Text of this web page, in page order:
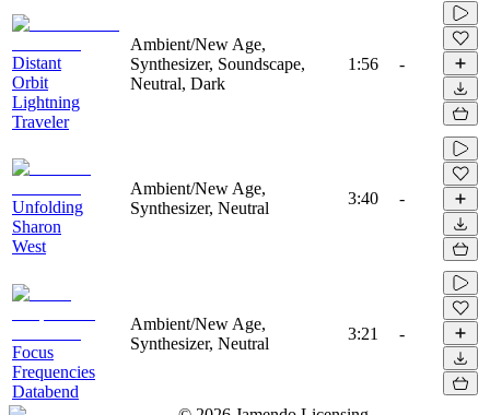
Distant
Orbit
Lightning
Traveler
Ambient/New Age,
Synthesizer, Soundscape,
Neutral, Dark
1:56 -
Unfolding
Sharon
West
Ambient/New Age,
Synthesizer, Neutral
3:40 -
Focus
Frequencies
Databend
Ambient/New Age,
Synthesizer, Neutral
3:21 -